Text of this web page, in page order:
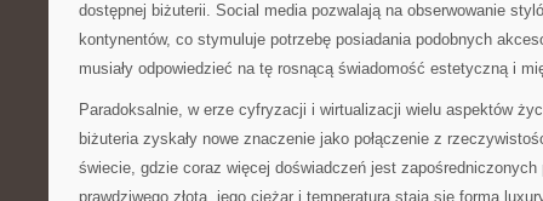
dostępnej biżuterii. Social media pozwalają na obserwowanie
kontynentów, co stymuluje potrzebę posiadania podobnych
musiały odpowiedzieć na tę rosnącą świadomość estetyczną i
Paradoksalnie, w erze cyfryzacji i wirtualizacji wielu aspektów
biżuteria zyskały nowe znaczenie jako połączenie z
świecie, gdzie coraz więcej doświadczeń jest
prawdziwego złota, jego ciężar i temperatura stają się formą